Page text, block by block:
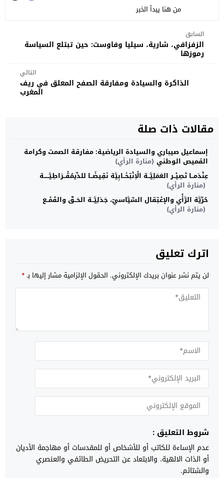
من هنا يبدأ الخبر
السابق
الزفزافي، شارية، سيليا وفاوست: حين تبتلع السياسة
رموزها
التالي
الذاكرة والسيادة ومفارقة الصفح المعلق في ريف
المغرب
مقالات ذات صلة
إسماعيل صيباري والسيادة الرياضية: مفارقة الصمت وكرامة
القميص الوطني (منارة الرأي)
عِنْدَمــا تَصِيْــر العَمَلِيَّــة الْاِنْتِخَــابِيَّة نَقِيضًــا للدِّيمُقْــرَاطِيَّـــــة
(منارة الرأي)
حُرِّيَّة الرَّأْي والإعْتِقال السِّيَّاسيّ، جَدَلِيَّــة الحَــقّ والقَمْــع
(منارة الرأي)
اترك تعليق
لن يتم نشر عنوان بريدك الإلكتروني. الحقول الإلزامية مشار إليها بـ*
شروط التعليق :
عدم الإساءة للكاتب أو للأشخاص أو للمقدسات أو مهاجمة الأديان
أو الذات الالهية. والابتعاد عن التحريض الطائفي والعنصري
والشتائم.